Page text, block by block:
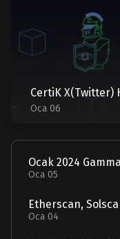
CertiK X(Twitter)
Oca 06
Ocak 2024
Oca 05
Oca 04